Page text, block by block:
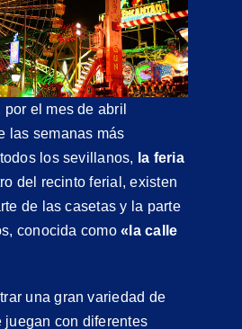
el mes de abril
las semanas más
los sevillanos, la feria
del recinto ferial, existen
de las casetas y la parte
conocida como«la calle
una gran variedad de
juegan con diferentes